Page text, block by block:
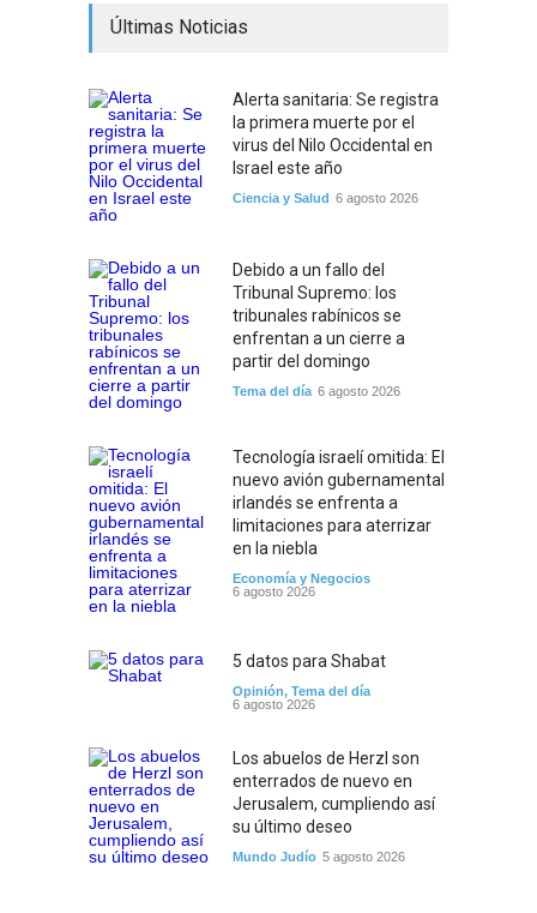
Últimas Noticias
Alerta sanitaria: Se registra
la primera muerte por el
virus del Nilo Occidental en
Israel este año
Ciencia y Salud 6 agosto 2026
Debido a un fallo del
Tribunal Supremo: los
tribunales rabínicos se
enfrentan a un cierre a
partir del domingo
Tema del día 6 agosto 2026
Tecnología israelí omitida: El
nuevo avión gubernamental
irlandés se enfrenta a
limitaciones para aterrizar
en la niebla
Economía y Negocios
6 agosto 2026
5 datos para Shabat
Opinión, Tema del día
6 agosto 2026
Los abuelos de Herzl son
enterrados de nuevo en
Jerusalem, cumpliendo así
su último deseo
Mundo Judío 5 agosto 2026